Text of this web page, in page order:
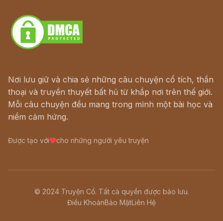
Nơi lưu giữ và chia sẻ những câu chuyện cổ tích, thần
thoại và truyền thuyết bất hủ từ khắp nơi trên thế giới.
Mỗi câu chuyện đều mang trong mình một bài học và
niềm cảm hứng.
Được tạo với cho những người yêu truyện
© 2024 Truyện Cổ. Tất cả quyền được bảo lưu.
Điều KhoảnBảo MậtLiên Hệ